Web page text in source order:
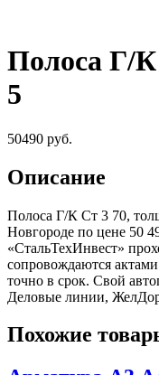
Полоса Г/
5
50490 руб.
Описание
Полоса Г/К Ст 3 70,
Новгороде по цене 50
«СтальТехИнвест»
сопровождаются
точно в срок. Свой
Деловые линии,
Похожие